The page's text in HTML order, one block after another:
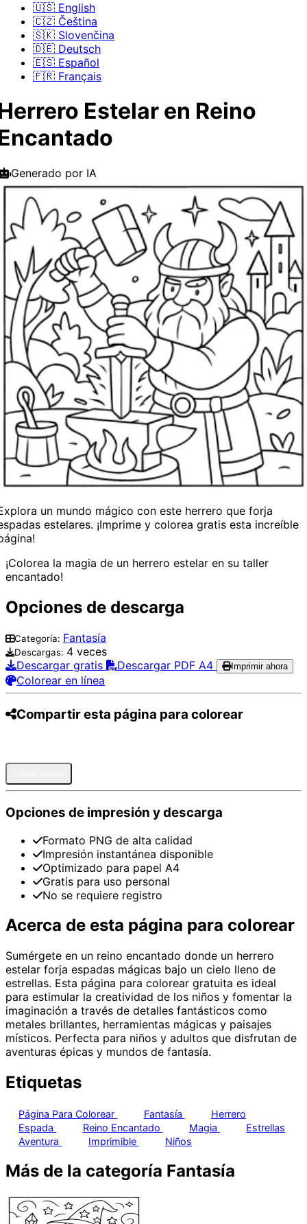
🇺🇸 English
🇨🇿 Čeština
🇸🇰 Slovenčina
🇩🇪 Deutsch
🇪🇸 Español
🇫🇷 Français
Estelar en Reino
Generado por IA
un mundo mágico con este herrero que forja
estelares. ¡Imprime y colorea gratis esta increíble
¡Colorea la magia de un herrero estelar en su taller
encantado!
Opciones de descarga
Categoría: Fantasía
Descargas: 4 veces
Descargar gratis
Descargar PDF A4 Imprimir ahora
Colorear en línea
Compartir esta página para colorear
Opciones de impresión y descarga
Formato PNG de alta calidad
Impresión instantánea disponible
Optimizado para papel A4
Gratis para uso personal
No se requiere registro
Acerca de esta página para colorear
Sumérgete en un reino encantado donde un herrero
estelar forja espadas mágicas bajo un cielo lleno de
estrellas. Esta página para colorear gratuita es ideal
para estimular la creatividad de los niños y fomentar la
imaginación a través de detalles fantásticos como
metales brillantes, herramientas mágicas y paisajes
místicos. Perfecta para niños y adultos que disfrutan de
aventuras épicas y mundos de fantasía.
Etiquetas
Página Para Colorear Fantasía
Herrero
Espada
Reino Encantado Magia
Estrellas
Aventura
Imprimible Niños
Más de la categoría Fantasía